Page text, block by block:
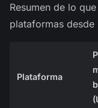
Resumen de lo
plataformas desde
Plataforma